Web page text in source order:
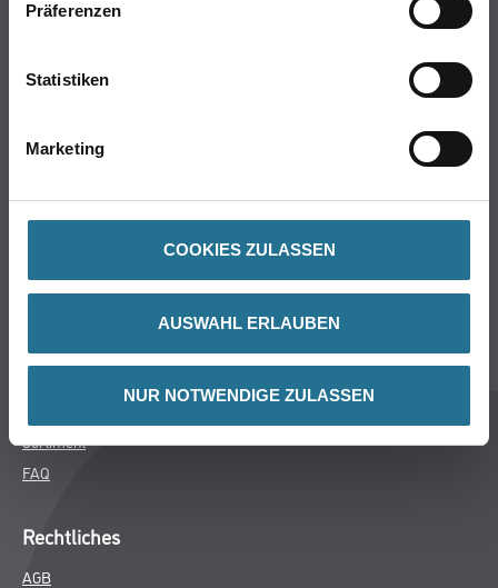
Präferenzen
Statistiken
Marketing
COOKIES ZULASSEN
AUSWAHL ERLAUBEN
NUR NOTWENDIGE ZULASSEN
Putze- und Spachtelmassen
Wand- & Deckenbeläge
Späth Knoll GmbH
Aktuelles
Sortiment
FAQ
Rechtliches
AGB